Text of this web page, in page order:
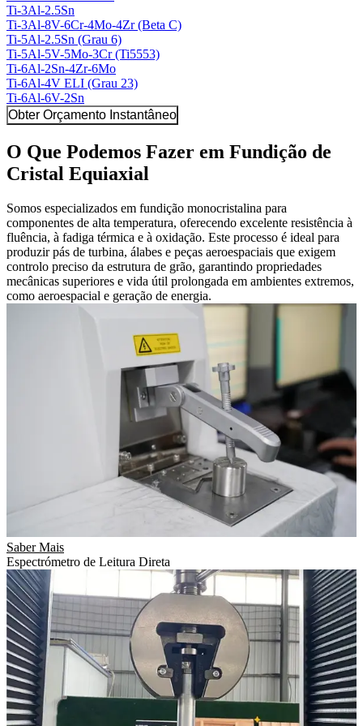
Ti-3Al-2.5Sn
Ti-3Al-8V-6Cr-4Mo-4Zr (Beta C)
Ti-5Al-2.5Sn (Grau 6)
Ti-5Al-5V-5Mo-3Cr (Ti5553)
Ti-6Al-2Sn-4Zr-6Mo
Ti-6Al-4V ELI (Grau 23)
Ti-6Al-6V-2Sn
Obter Orçamento Instantâneo
O Que Podemos Fazer em Fundição de
Cristal Equiaxial
Somos especializados em fundição monocristalina para
componentes de alta temperatura, oferecendo excelente resistência à
fluência, à fadiga térmica e à oxidação. Este processo é ideal para
produzir pás de turbina, álabes e peças aeroespaciais que exigem
controlo preciso da estrutura de grão, garantindo propriedades
mecânicas superiores e vida útil prolongada em ambientes extremos,
como aeroespacial e geração de energia.
Saber Mais
Espectrómetro de Leitura Direta